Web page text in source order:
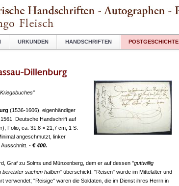
URKUNDEN HANDSCHRIFTEN POSTGESCHICHTE
(1536-1606), eigenhändiger
Deutsche Handschrift auf
Folio, ca. 31,8 × 21,7 cm, 1 S.
angeschmutzt, linker
Ausschnitt. - € 400.
Graf zu Solms und Münzenberg, dem er auf dessen "guttwillig
bereister sachen halben" überschickt. "Reisen" wurde im Mittelalter und
verwendet; "Reisige" waren die Soldaten, die im Dienst ihres Herrn in